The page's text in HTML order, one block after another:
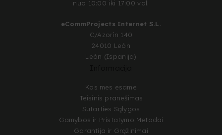
nuo 10:00 iki 17:00 val.
eCommProjects Internet S.L.
C/Azorín 140
24010 León
León (Ispanija)
Kas mes esame
Teisinis pranešimas
Sutarties Sąlygos
Gamybos ir Pristatymo Metodai
Garantija ir Grąžinimai